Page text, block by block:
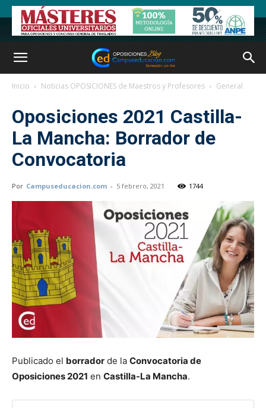
Inicio Noticias OPOSICIONES de Maestros y Profesores General
Oposiciones 2021 Castilla-
La Mancha: Borrador de
Convocatoria
Por Campuseducacion.com - 5 febrero, 2021 1744
Publicado el borrador de la Convocatoria de
Oposiciones 2021 en Castilla-La Mancha.